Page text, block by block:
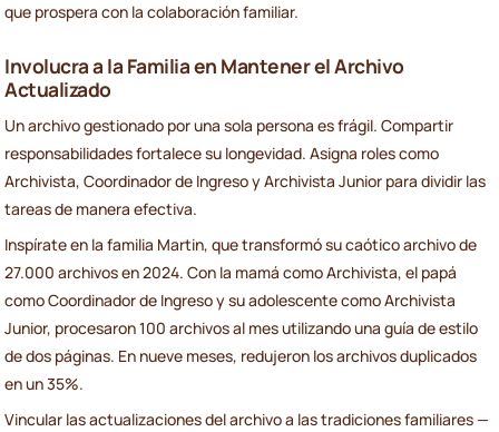
que prospera con la colaboración familiar.
Involucra a la Familia en Mantener el Archivo
Actualizado
Un archivo gestionado por una sola persona es frágil. Compartir
responsabilidades fortalece su longevidad. Asigna roles como
Archivista, Coordinador de Ingreso y Archivista Junior para dividir las
tareas de manera efectiva.
Inspírate en la familia Martin, que transformó su caótico archivo de
27.000 archivos en 2024. Con la mamá como Archivista, el papá
como Coordinador de Ingreso y su adolescente como Archivista
Junior, procesaron 100 archivos al mes utilizando una guía de estilo
de dos páginas. En nueve meses, redujeron los archivos duplicados
en un 35%.
Vincular las actualizaciones del archivo a las tradiciones familiares —